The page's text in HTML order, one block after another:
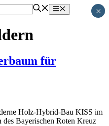
Menü
für
Holz-Hybrid-Bau KISS im
Bayerischen Roten Kreuz
×